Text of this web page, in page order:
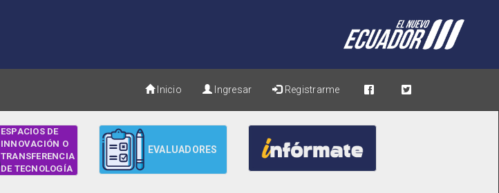
Inicio Ingresar Registrarme
ESPACIOS DE
INNOVACIÓN O
TRANSFERENCIA
DE TECNOLOGÍA
EVALUADORES